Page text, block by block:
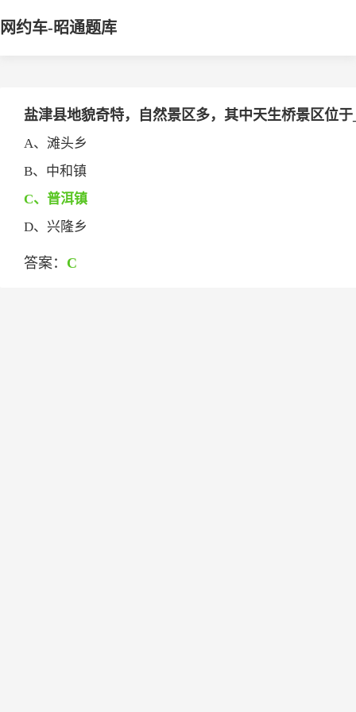
网约车-昭通题库
盐津县地貌奇特，自然景区多，其中天生桥景区位于
A、滩头乡
B、中和镇
C、普洱镇
D、兴隆乡
答案： C